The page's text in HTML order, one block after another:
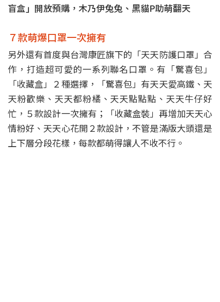
盲盒」開放預購，木乃伊兔兔、黑貓P助萌翻天
７款萌爆口罩一次擁有
另外還有首度與台灣康匠旗下的「天天防護口罩」合
作，打造超可愛的一系列聯名口罩。有「驚喜包」
「收藏盒」２種選擇，「驚喜包」有天天愛高鐵、天
天粉歡樂、天天都粉橘、天天點點點、天天牛仔好
忙，５款設計一次擁有；「收藏盒裝」再增加天天心
情粉好、天天心花開２款設計，不管是滿版大頭還是
上下層分段花樣，每款都萌得讓人不收不行。